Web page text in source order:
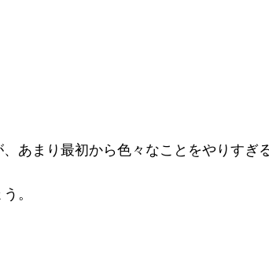
あまり最初から色々なことをやりすぎ
。